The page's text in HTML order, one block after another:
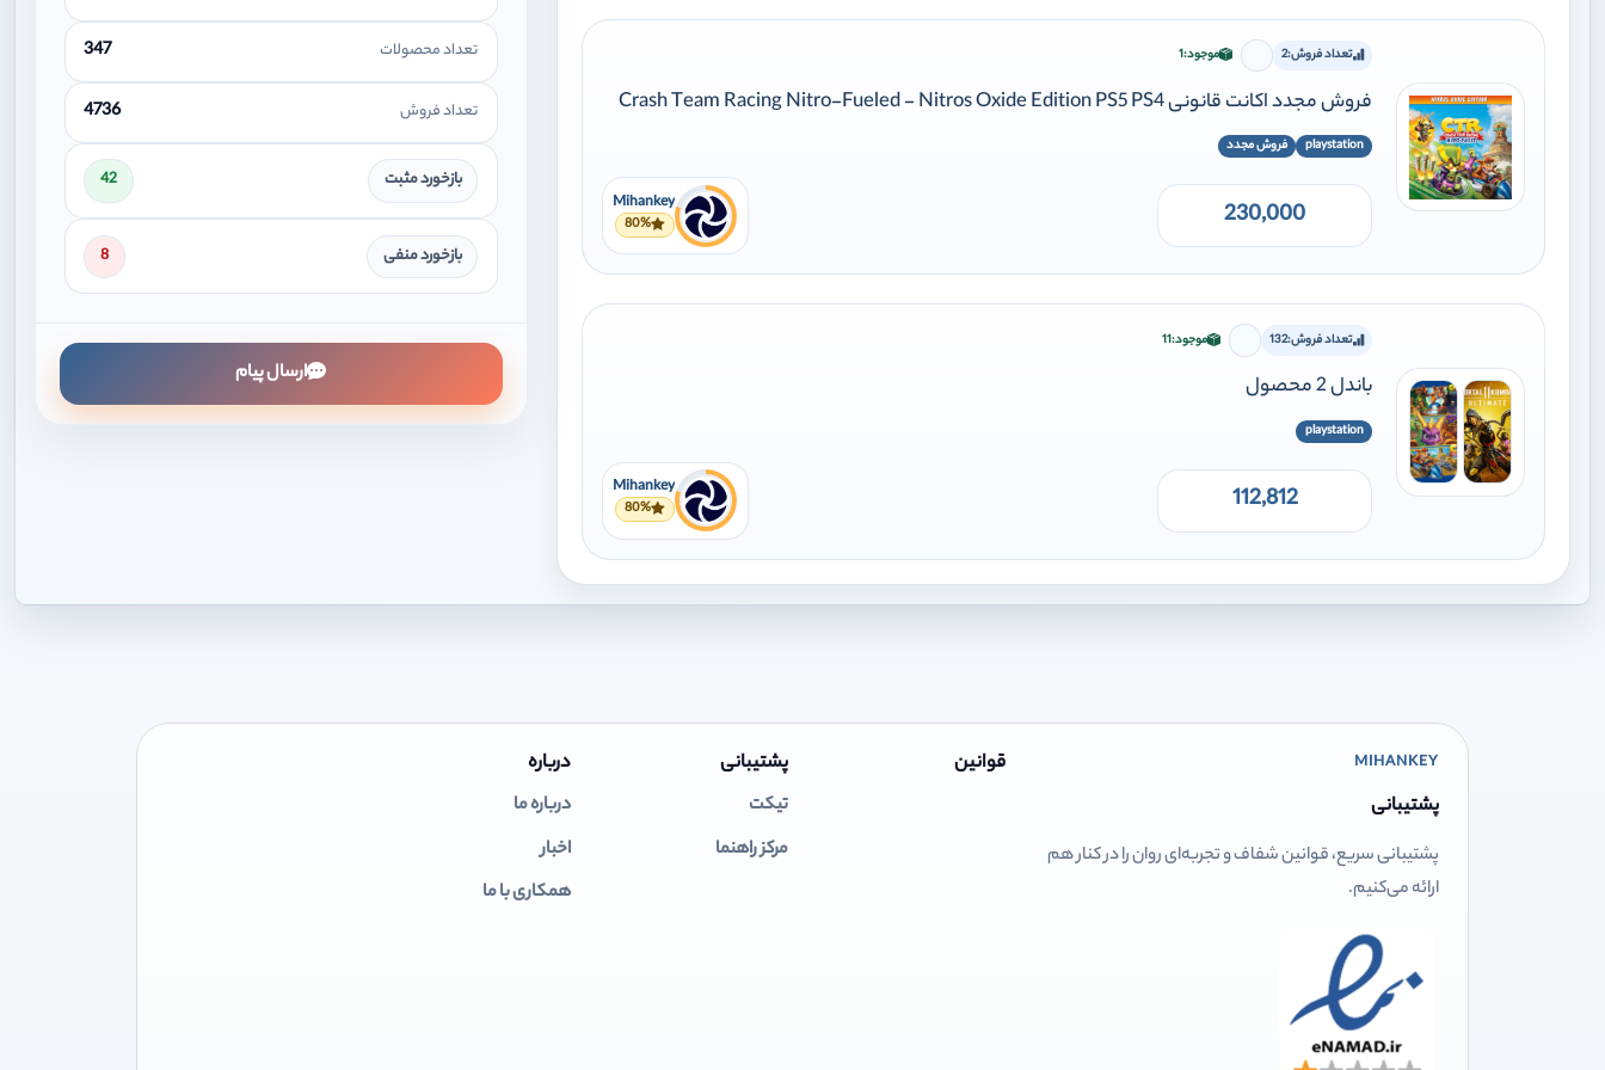
تعداد فروش:2 برای افزودن وارد شوید
موجود:1
فروش مجدد اکانت قانونی Crash Team Racing Nitro-Fueled - Nitros Oxide Edition PS5 PS4
playstation فروش مجدد
230,000
Mihankey
80%
تعداد فروش:132 برای افزودن وارد شوید
موجود:11
باندل 2 محصول
playstation
112,812
Mihankey
80%
تعداد محصولات 347
تعداد فروش 4736
بازخورد مثبت 42
بازخورد منفی 8
ارسال پیام
MIHANKEY
پشتیبانی
پشتیبانی سریع، قوانین شفاف و تجربه‌ای روان را در کنار هم
ارائه می‌کنیم.
قوانین پشتیبانی
تیکت
مرکز راهنما
درباره
درباره ما
اخبار
همکاری با ما